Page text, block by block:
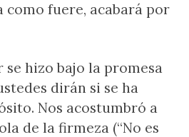
como fuere, acabará por
se hizo bajo la promesa
dirán si se ha
Nos acostumbró a
de la firmeza (“No es